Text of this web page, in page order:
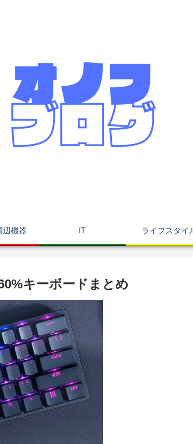
辺機器 IT ライフスタイ
キーボードまとめ